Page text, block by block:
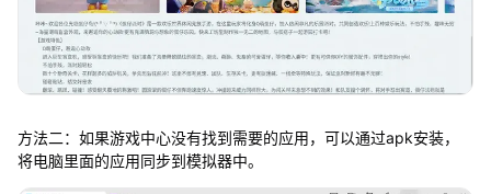
方法二：如果游戏中心没有找到需要的应用，可以通过apk安装，
将电脑里面的应用同步到模拟器中。